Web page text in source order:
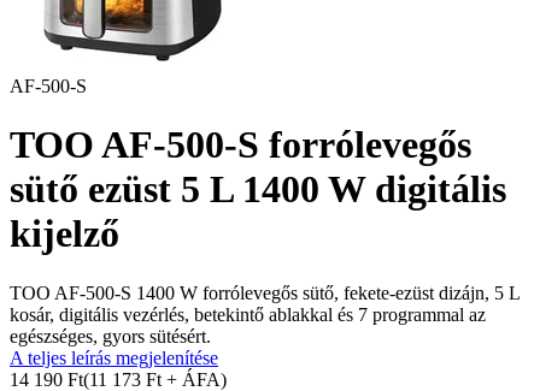
AF-500-S
TOO AF-500-S forrólevegős
sütő ezüst 5 L 1400 W digitális
kijelző
TOO AF-500-S 1400 W forrólevegős sütő, fekete-ezüst dizájn, 5 L
kosár, digitális vezérlés, betekintő ablakkal és 7 programmal az
egészséges, gyors sütésért.
A teljes leírás megjelenítése
14 190 Ft(11 173 Ft + ÁFA)